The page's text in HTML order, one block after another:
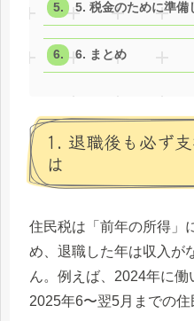
5. 税金のために準備
6. まとめ
1. 退職後も必ず
は
住民税は「前年の所得」
め、退職した年は収入が
ん。例えば、2024年に働
2025年6〜翌5月までの住